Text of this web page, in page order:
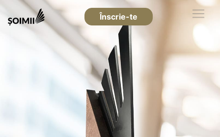
Înscrie-te